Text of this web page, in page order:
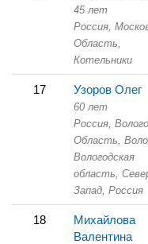
45 лет
Россия,
Область,
Котельники
17 Узоров Олег
60 лет
Россия,
Область,
Вологодская
область,
Запад, Россия
18
Михайлова
Валентина